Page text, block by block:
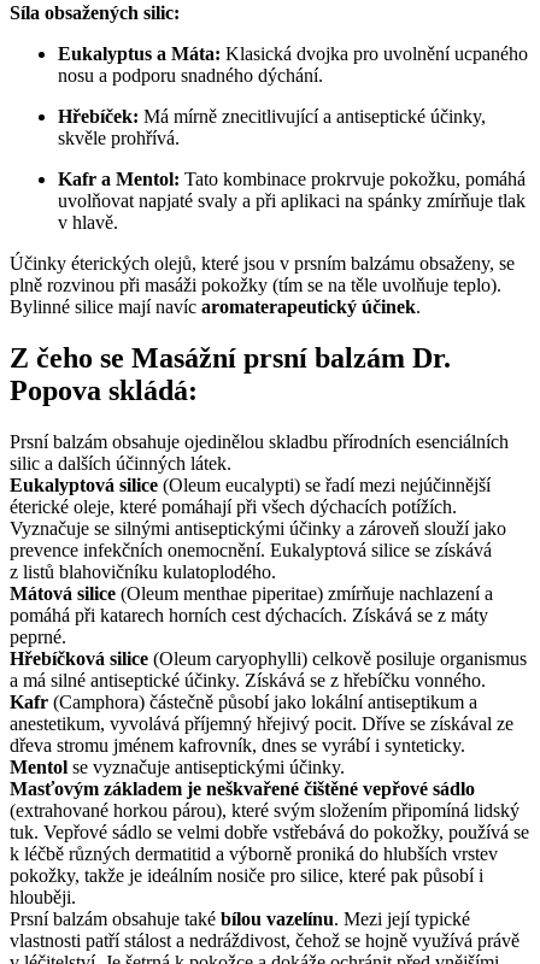
Síla obsažených silic:
Eukalyptus a Máta: Klasická dvojka pro uvolnění ucpaného
nosu a podporu snadného dýchání.
Hřebíček: Má mírně znecitlivující a antiseptické účinky,
skvěle prohřívá.
Kafr a Mentol: Tato kombinace prokrvuje pokožku, pomáhá
uvolňovat napjaté svaly a při aplikaci na spánky zmírňuje tlak
v hlavě.
Účinky éterických olejů, které jsou v prsním balzámu obsaženy, se
plně rozvinou při masáži pokožky (tím se na těle uvolňuje teplo).
Bylinné silice mají navíc aromaterapeutický účinek.
Z čeho se Masážní prsní balzám Dr.
Popova skládá:
Prsní balzám obsahuje ojedinělou skladbu přírodních esenciálních
silic a dalších účinných látek.
Eukalyptová silice (Oleum eucalypti) se řadí mezi nejúčinnější
éterické oleje, které pomáhají při všech dýchacích potížích.
Vyznačuje se silnými antiseptickými účinky a zároveň slouží jako
prevence infekčních onemocnění. Eukalyptová silice se získává
z listů blahovičníku kulatoplodého.
Mátová silice (Oleum menthae piperitae) zmírňuje nachlazení a
pomáhá při katarech horních cest dýchacích. Získává se z máty
peprné.
Hřebíčková silice (Oleum caryophylli) celkově posiluje organismus
a má silné antiseptické účinky. Získává se z hřebíčku vonného.
Kafr (Camphora) částečně působí jako lokální antiseptikum a
anestetikum, vyvolává příjemný hřejivý pocit. Dříve se získával ze
dřeva stromu jménem kafrovník, dnes se vyrábí i synteticky.
Mentol se vyznačuje antiseptickými účinky.
Masťovým základem je neškvařené čištěné vepřové sádlo
(extrahované horkou párou), které svým složením připomíná lidský
tuk. Vepřové sádlo se velmi dobře vstřebává do pokožky, používá se
k léčbě různých dermatitid a výborně proniká do hlubších vrstev
pokožky, takže je ideálním nosiče pro silice, které pak působí i
hlouběji.
Prsní balzám obsahuje také bílou vazelínu. Mezi její typické
vlastnosti patří stálost a nedráždivost, čehož se hojně využívá právě